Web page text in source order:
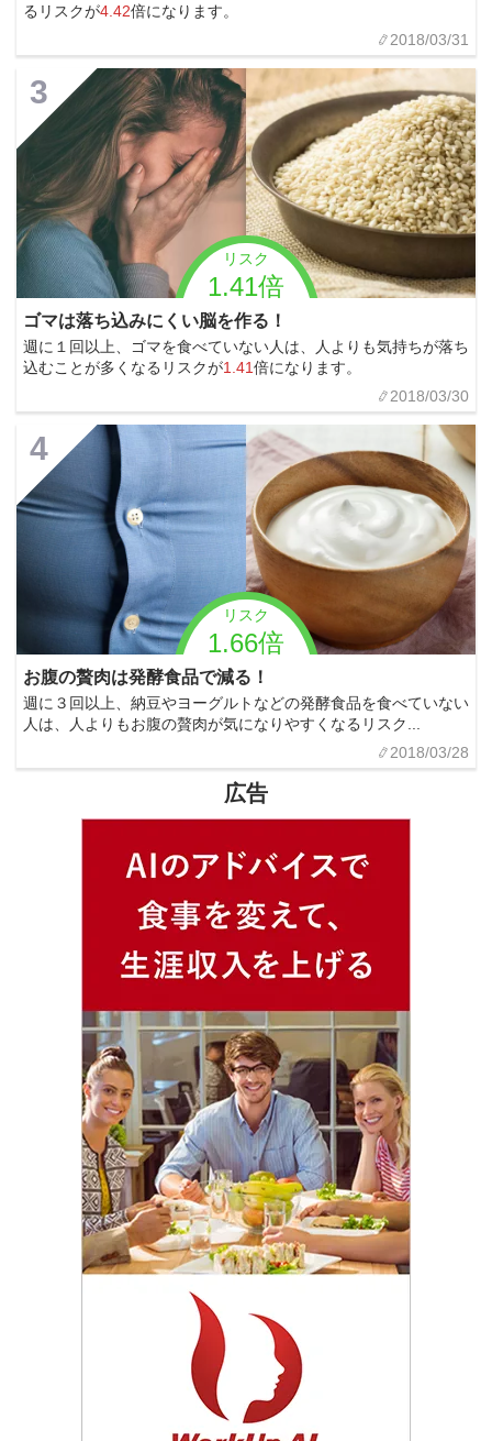
るリスクが4.42倍になります。
2018/03/31
リスク
1.41倍
3
ゴマは落ち込みにくい脳を作る！
週に１回以上、ゴマを食べていない人は、人よりも気持ちが落ち
込むことが多くなるリスクが1.41倍になります。
2018/03/30
リスク
1.66倍
4
お腹の贅肉は発酵食品で減る！
週に３回以上、納豆やヨーグルトなどの発酵食品を食べていない
人は、人よりもお腹の贅肉が気になりやすくなるリスク...
2018/03/28
広告